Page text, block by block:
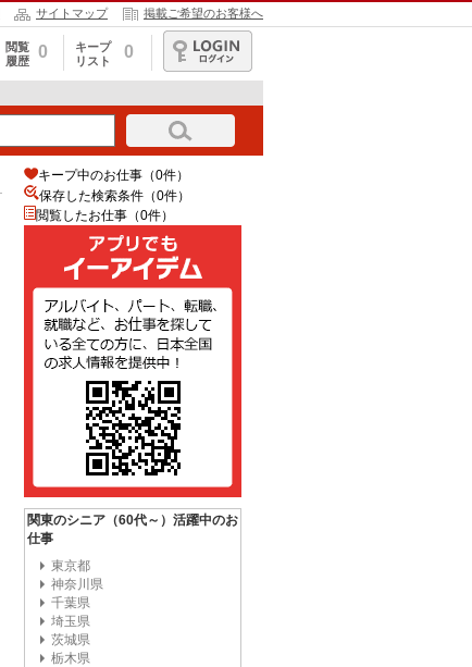
サイトマップ 掲載ご希望のお客様へ
閲覧
履歴
0
キープ
リスト
0
ログイン
キープ中のお仕事（0件）
保存した検索条件（0件）
閲覧したお仕事（0件）
関東のシニア（60代～）活躍中のお
仕事
東京都
神奈川県
千葉県
埼玉県
茨城県
栃木県